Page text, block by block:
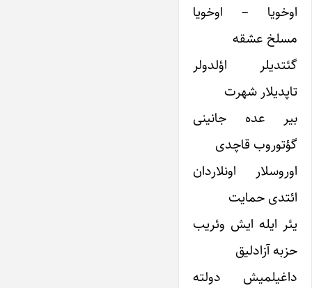
اوخویا – اوخویا
مسلخ عشقه
گئتدیلر اؤلدولر
تاپدیلار شهرت
بیر عده جانینی
گؤتوروب قاچدی
اوروسلار اونلاردان
ائتدی حمایت
یئر ایله ایش وئریب
حزبه آزادلیق
داغیلمیش دولته